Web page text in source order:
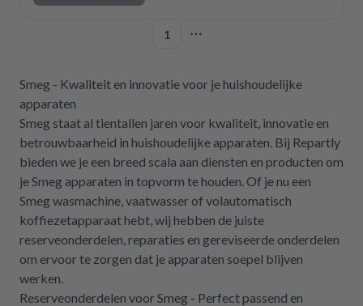
1
Smeg - Kwaliteit en innovatie voor je huishoudelijke
apparaten
Smeg staat al tientallen jaren voor kwaliteit, innovatie en
betrouwbaarheid in huishoudelijke apparaten. Bij Repartly
bieden we je een breed scala aan diensten en producten om
je Smeg apparaten in topvorm te houden. Of je nu een
Smeg wasmachine, vaatwasser of volautomatisch
koffiezetapparaat hebt, wij hebben de juiste
reserveonderdelen, reparaties en gereviseerde onderdelen
om ervoor te zorgen dat je apparaten soepel blijven
werken.
Reserveonderdelen voor Smeg - Perfect passend en